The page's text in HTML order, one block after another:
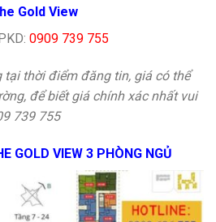
Gold View
0909 739 755
tại thời điểm đăng tin, giá có thể
để biết giá chính xác nhất vui
739 755
GOLD VIEW 3 PHÒNG NGỦ